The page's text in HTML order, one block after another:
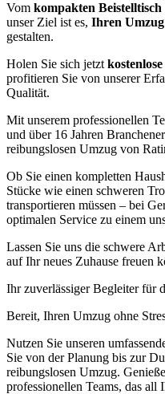
Vom kompakten Beistelltisch
unser Ziel ist es, Ihren Umzug
gestalten.
Holen Sie sich jetzt
profitieren Sie von unserer
Qualität.
Mit unserem professionellen
und über 16 Jahren
reibungslosen Umzug von
Ob Sie einen kompletten
Stücke wie einen schweren
transportieren müssen – bei
optimalen Service zu einem
Lassen Sie uns die schwere
auf Ihr neues Zuhause freuen
Ihr zuverlässiger Begleiter für
Bereit, Ihren Umzug ohne
Nutzen Sie unseren
Sie von der Planung bis zur
reibungslosen Umzug.
professionellen Teams, das all